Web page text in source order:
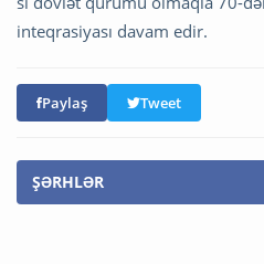
inteqrasiyası davam edir.
Paylaş Tweet
ŞƏRHLƏR